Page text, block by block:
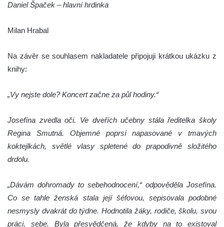
Daniel Špaček – hlavní hrdinka
Milan Hrabal
Na závěr se souhlasem nakladatele připojuji krátkou ukázku z
knihy:
„Vy nejste dole? Koncert začne za půl hodiny.“
Josefína zvedla oči. Ve dveřích učebny stála ředitelka školy
Regina Smutná. Objemné poprsí napasované v tmavých
koktejlkách, světlé vlasy spletené do prapodivně složitého
drdolu.
„Dávám dohromady to sebehodnocení,“ odpověděla Josefína.
Co se tahle ženská stala její šéfovou, sepisovala podobné
nesmysly dvakrát do týdne. Hodnotila žáky, rodiče, školu, svou
práci, sebe. Byla přesvědčená, že kdyby na to existoval